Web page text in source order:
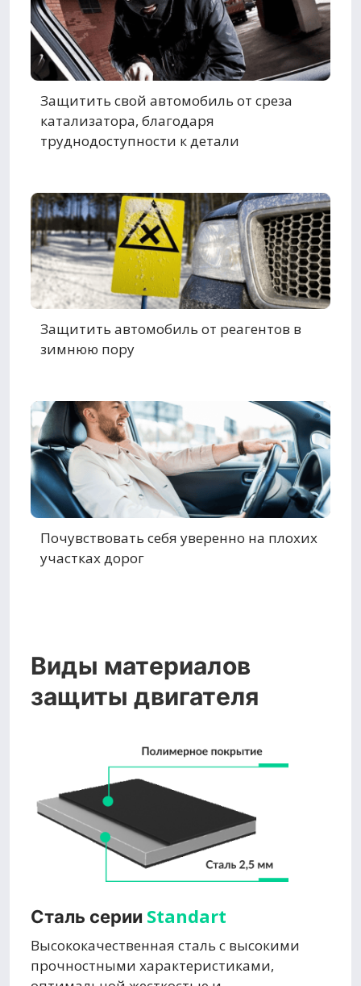
Защитить свой автомобиль от среза
катализатора, благодаря
труднодоступности к детали
Защитить автомобиль от реагентов в
зимнюю пору
Почувствовать себя уверенно на плохих
участках дорог
Виды материалов
защиты двигателя
Сталь серии Standart
Высококачественная сталь с высокими
прочностными характеристиками,